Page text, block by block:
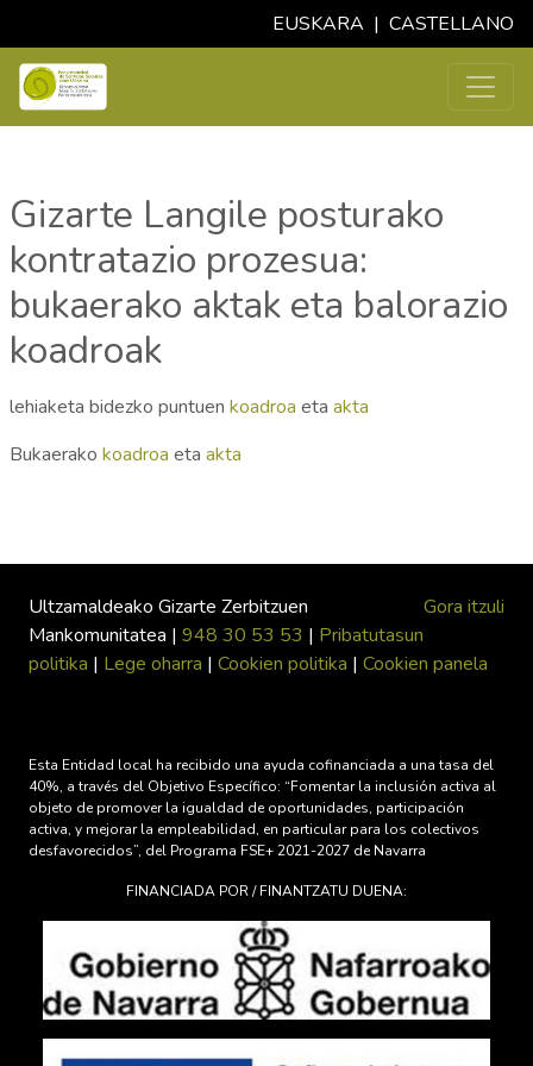
EUSKARA | CASTELLANO
Gizarte Langile posturako
kontratazio prozesua:
bukaerako aktak eta balorazio
koadroak
lehiaketa bidezko puntuen koadroa eta akta
Bukaerako koadroa eta akta
Gora itzuli
Ultzamaldeako Gizarte Zerbitzuen
Mankomunitatea | 948 30 53 53 | Pribatutasun
politika | Lege oharra | Cookien politika | Cookien panela
Esta Entidad local ha recibido una ayuda cofinanciada a una tasa del
40%, a través del Objetivo Específico: “Fomentar la inclusión activa al
objeto de promover la igualdad de oportunidades, participación
activa, y mejorar la empleabilidad, en particular para los colectivos
desfavorecidos”, del Programa FSE+ 2021-2027 de Navarra
FINANCIADA POR / FINANTZATU DUENA: